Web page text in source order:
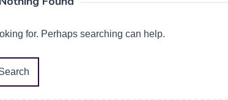
for. Perhaps searching can help.